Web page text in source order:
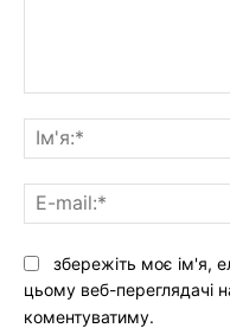
коментар:
збережіть моє ім'я,
цьому веб-переглядачі
коментуватиму.